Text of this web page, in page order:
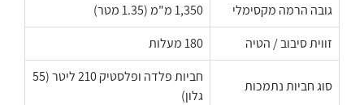
גובה הרמה מקסימלי
1,350 מ"מ (1.35 מטר)
זווית סיבוב / הטיה
180 מעלות
סוג חביות נתמכות
חביות פלדה ופלסטיק 210 ליטר (55
גלון)